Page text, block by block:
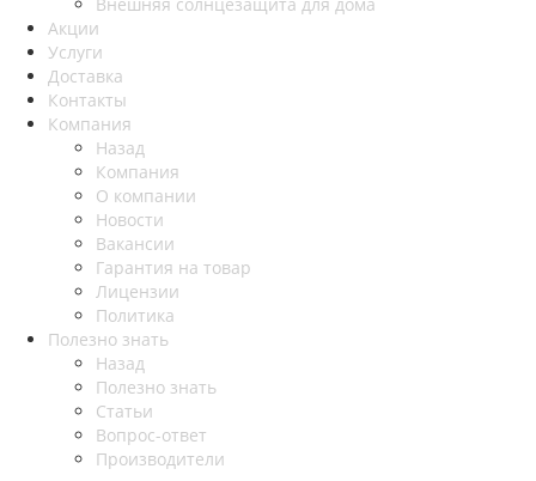
Акции
Услуги
Доставка
Контакты
Компания
Назад
Компания
О компании
Новости
Вакансии
Гарантия на товар
Лицензии
Политика
Полезно знать
Назад
Полезно знать
Статьи
Вопрос-ответ
Производители